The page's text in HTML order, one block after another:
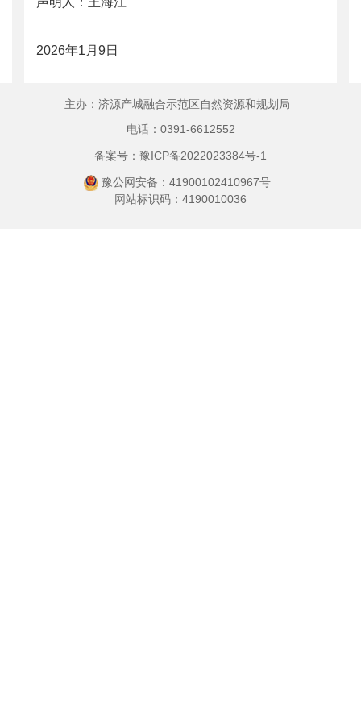
2026年1月9日
主办：济源产城融合示范区自然资源和规划局
电话：0391-6612552
备案号：豫ICP备2022023384号-1
豫公网安备：41900102410967号
网站标识码：4190010036